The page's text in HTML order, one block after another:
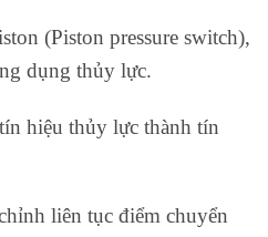
(Piston pressure switch),
dụng thủy lực.
hiệu thủy lực thành tín
liên tục điểm chuyển